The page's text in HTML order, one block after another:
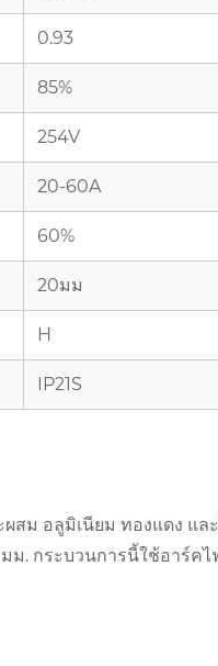
0.93
85%
254V
20-60A
60%
20มม
H
IP21S
ม อลูมิเนียม ทองแดง แล
. กระบวนการนี้ใช้อาร์ค